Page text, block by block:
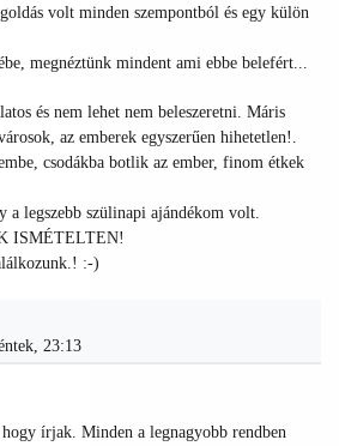
volt minden szempontból és egy külön
megnéztünk mindent ami ebbe belefért...
és nem lehet nem beleszeretni. Máris
az emberek egyszerűen hihetetlen!.
csodákba botlik az ember, finom étkek
a legszebb szülinapi ajándékom volt.
ISMÉTELTEN!
:-)
23:13
írjak. Minden a legnagyobb rendben